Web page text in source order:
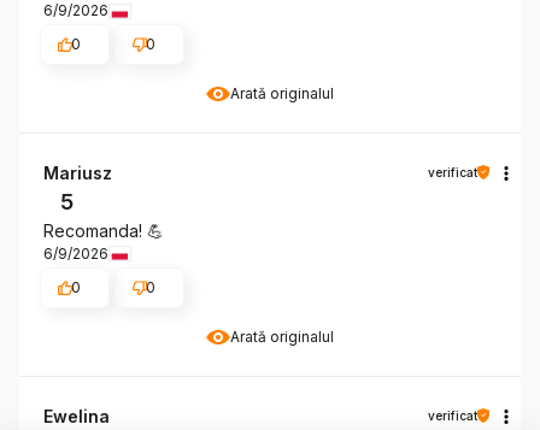
Arată originalul
6/9/2026
0
0
Arată originalul
Mariusz verificat
5
Recomanda! 💪
6/9/2026
0
0
Ewelina verificat